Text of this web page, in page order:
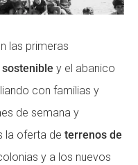
las primeras
y el abanico
con familias y
de semana y
la oferta de terrenos de
y a los nuevos